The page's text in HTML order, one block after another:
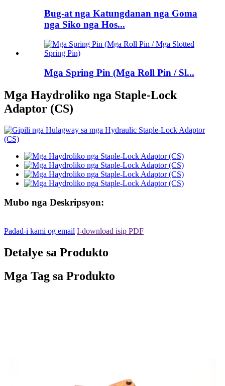
Bug-at nga Katungdanan nga Goma
nga Siko nga Hos...
Mga Spring Pin (Mga Roll Pin / Sl...
Mga Haydroliko nga Staple-Lock
Adaptor (CS)
Mubo nga Deskripsyon:
Padad-i kami og email I-download isip PDF
Detalye sa Produkto
Mga Tag sa Produkto